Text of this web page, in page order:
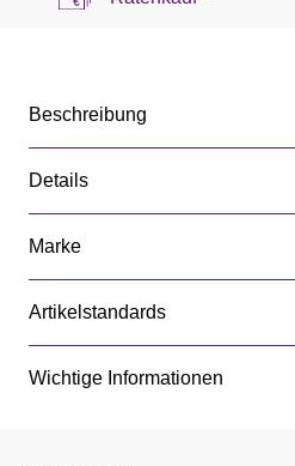
Beschreibung
Details
Marke
Artikelstandards
Wichtige Informationen